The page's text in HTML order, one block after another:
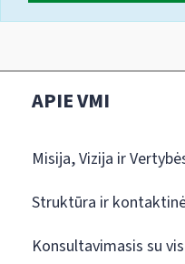
APIE VMI
Misija, Vizija ir
Struktūra ir
Konsultavimasis su